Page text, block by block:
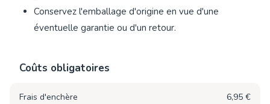
Conservez l'emballage d'origine en vue d'une
éventuelle garantie ou d'un retour.
Coûts obligatoires
Frais d'enchère
6,95 €